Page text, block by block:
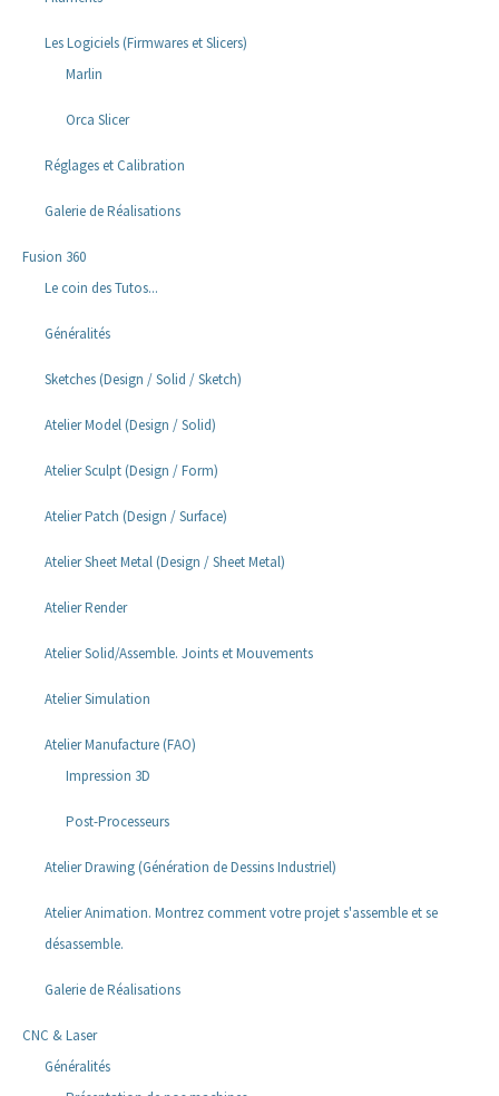
Les Logiciels (Firmwares et Slicers)
Marlin
Orca Slicer
Réglages et Calibration
Galerie de Réalisations
Fusion 360
Le coin des Tutos...
Généralités
Sketches (Design / Solid / Sketch)
Atelier Model (Design / Solid)
Atelier Sculpt (Design / Form)
Atelier Patch (Design / Surface)
Atelier Sheet Metal (Design / Sheet Metal)
Atelier Render
Atelier Solid/Assemble. Joints et Mouvements
Atelier Simulation
Atelier Manufacture (FAO)
Impression 3D
Post-Processeurs
Atelier Drawing (Génération de Dessins Industriel)
Atelier Animation. Montrez comment votre projet s'assemble et se
désassemble.
Galerie de Réalisations
CNC & Laser
Généralités